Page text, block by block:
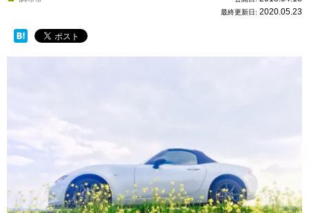
最終更新日: 2020.05.23